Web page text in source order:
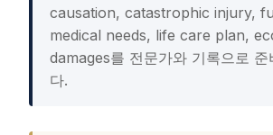
causation, catastrophic injury,
medical needs, life care plan,
damages를 전문가와 기록으로 준
다.